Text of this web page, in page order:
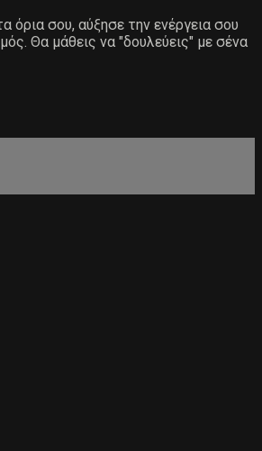
όρια σου, αύξησε την ενέργεια σου
Θα μάθεις να "δουλεύεις" με σένα